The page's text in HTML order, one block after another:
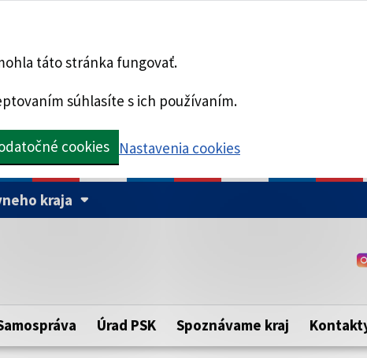
táto stránka fungovať.
súhlasíte s ich používaním.
cookies Nastavenia cookies
kraja
samosprávneho kraja.
Táto stránka je
zabezpečenú webovú
https:// pred názvom
Úrad PSK Spoznávame kraj